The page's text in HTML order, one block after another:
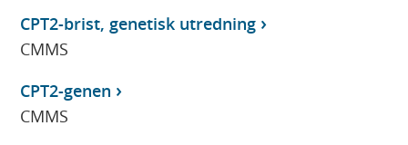
CPT2-brist, genetisk utredning
CMMS
CPT2-genen
CMMS